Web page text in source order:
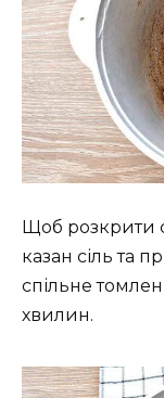
Щоб розкрити
казан сіль та
спільне
хвилин.